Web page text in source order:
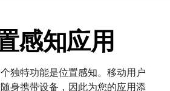
感知应用
独特功能是位置感知。移动用户
身携带设备，因此为您的应用添